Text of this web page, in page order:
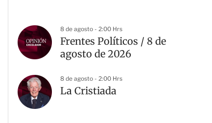
8 de agosto - 2:00 Hrs
Frentes Políticos / 8 de
agosto de 2026
8 de agosto - 2:00 Hrs
La Cristiada